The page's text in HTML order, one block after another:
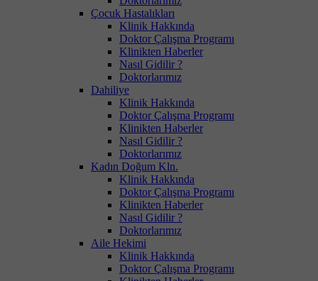
Çocuk Hastalıkları
Klinik Hakkında
Doktor Çalışma Programı
Klinikten Haberler
Nasıl Gidilir ?
Doktorlarımız
Dahiliye
Klinik Hakkında
Doktor Çalışma Programı
Klinikten Haberler
Nasıl Gidilir ?
Doktorlarımız
Kadın Doğum Kln.
Klinik Hakkında
Doktor Çalışma Programı
Klinikten Haberler
Nasıl Gidilir ?
Doktorlarımız
Aile Hekimi
Klinik Hakkında
Doktor Çalışma Programı